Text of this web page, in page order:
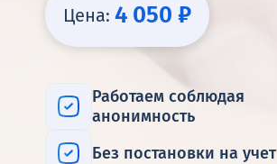
Цена: 4 050 ₽
Работаем соблюдая
анонимность
Без постановки на учет